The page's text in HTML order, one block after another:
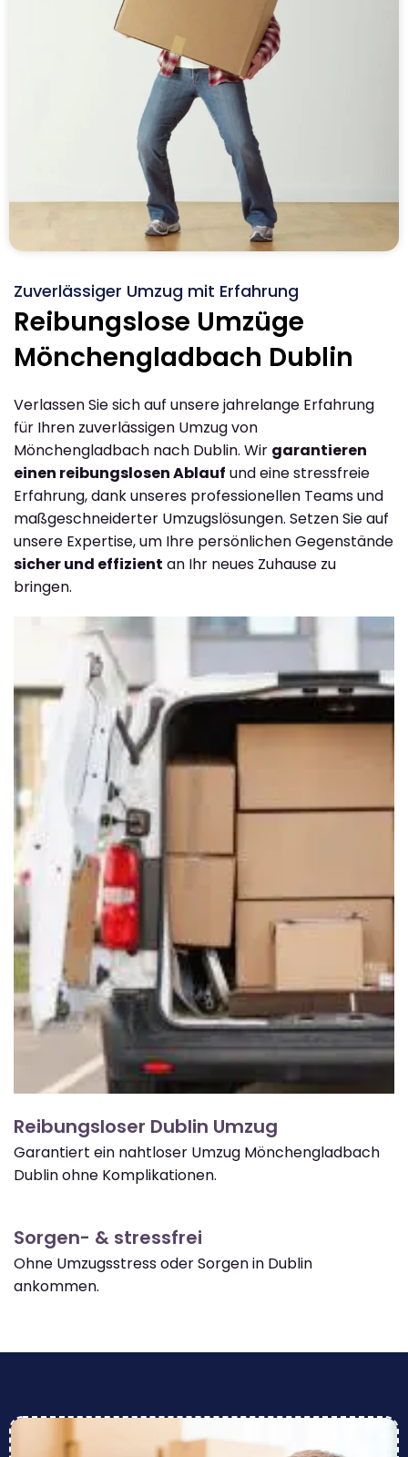
Zuverlässiger Umzug mit Erfahrung
Reibungslose Umzüge
Mönchengladbach Dublin
Verlassen Sie sich auf unsere jahrelange Erfahrung
für Ihren zuverlässigen Umzug von
Mönchengladbach nach Dublin. Wir garantieren
einen reibungslosen Ablauf und eine stressfreie
Erfahrung, dank unseres professionellen Teams und
maßgeschneiderter Umzugslösungen. Setzen Sie auf
unsere Expertise, um Ihre persönlichen Gegenstände
sicher und effizient an Ihr neues Zuhause zu
bringen.
Reibungsloser Dublin Umzug
Garantiert ein nahtloser Umzug Mönchengladbach
Dublin ohne Komplikationen.
Sorgen- & stressfrei
Ohne Umzugsstress oder Sorgen in Dublin
ankommen.